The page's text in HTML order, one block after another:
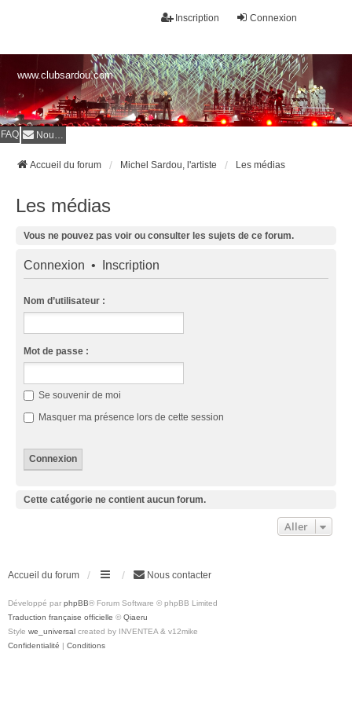
Connexion
Inscription
www.clubsardou.com
FAQ Nous contacter
Accueil du forum Michel Sardou, l'artiste Les médias
Les médias
Vous ne pouvez pas voir ou consulter les sujets de ce forum.
Connexion • Inscription
Nom d’utilisateur :
Mot de passe :
Se souvenir de moi
Masquer ma présence lors de cette session
Cette catégorie ne contient aucun forum.
Aller
Accueil du forum Nous contacter
Développé par phpBB® Forum Software © phpBB Limited
Traduction française officielle © Qiaeru
Style we_universal created by INVENTEA & v12mike
Confidentialité | Conditions